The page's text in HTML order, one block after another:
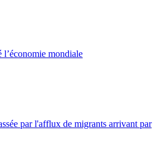
mondiale
par l'afflux de migrants arrivant par